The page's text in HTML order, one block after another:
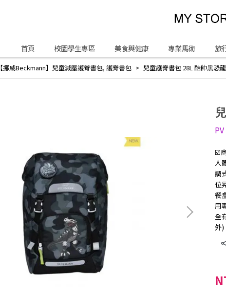
首頁 校園學生專區 美食與健康 專業馬術 旅
【挪威Beckmann】兒童減壓護脊書包, 護脊書包 兒童護脊書包 28L 酷帥黑恐
☑️
人
調
位
餐
用
全
外